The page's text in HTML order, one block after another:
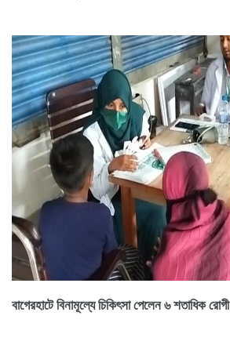
বাগেরহাটে বিনামূল্যে চিকিৎসা পেলেন ৬ শতাধিক রোগী